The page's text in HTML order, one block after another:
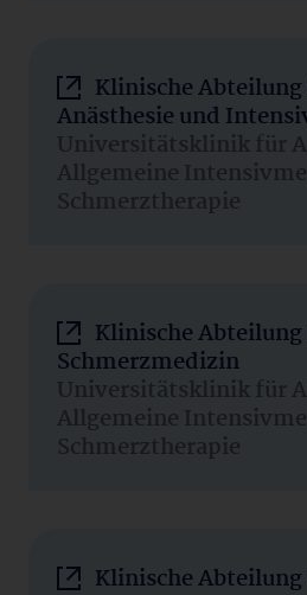
Klinische
Anästhesie und
Universitätsklinik für
Allgemeine
Schmerztherapie
Klinische
Schmerzmedizin
Universitätsklinik für
Allgemeine
Schmerztherapie
Klinische